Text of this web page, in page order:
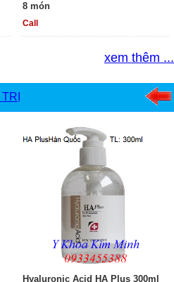
8 món
Call
xem thêm ...
Hyaluronic Acid HA Plus 300ml